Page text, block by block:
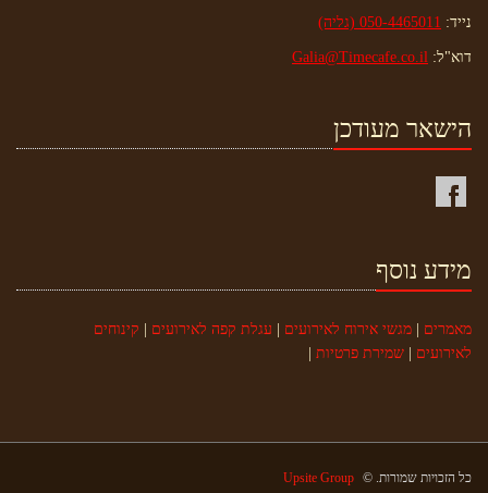
נייד: 050-4465011 (גליה)
דוא"ל: Galia@Timecafe.co.il
הישאר מעודכן
מידע נוסף
מאמרים מגשי אירוח לאירועים עגלת קפה לאירועים
קינוחים
לאירועים
שמירת פרטיות
כל הזכויות שמורות. © Upsite Group